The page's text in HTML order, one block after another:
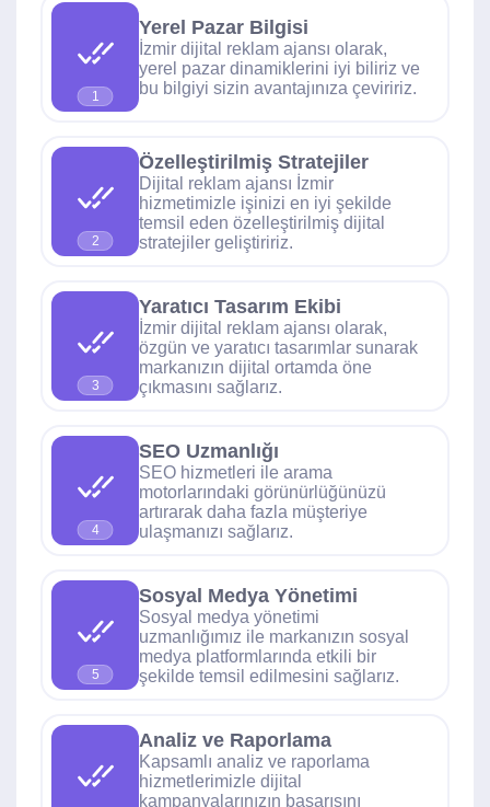
1
Yerel Pazar Bilgisi
İzmir dijital reklam ajansı olarak,
yerel pazar dinamiklerini iyi biliriz ve
bu bilgiyi sizin avantajınıza çeviririz.
2
Özelleştirilmiş Stratejiler
Dijital reklam ajansı İzmir
hizmetimizle işinizi en iyi şekilde
temsil eden özelleştirilmiş dijital
stratejiler geliştiririz.
3
Yaratıcı Tasarım Ekibi
İzmir dijital reklam ajansı olarak,
özgün ve yaratıcı tasarımlar sunarak
markanızın dijital ortamda öne
çıkmasını sağlarız.
4
SEO Uzmanlığı
SEO hizmetleri ile arama
motorlarındaki görünürlüğünüzü
artırarak daha fazla müşteriye
ulaşmanızı sağlarız.
5
Sosyal Medya Yönetimi
Sosyal medya yönetimi
uzmanlığımız ile markanızın sosyal
medya platformlarında etkili bir
şekilde temsil edilmesini sağlarız.
Analiz ve Raporlama
Kapsamlı analiz ve raporlama
hizmetlerimizle dijital
kampanyalarınızın başarısını